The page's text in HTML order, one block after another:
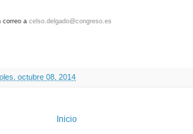
correo a celso.delgado@congreso.es
octubre 08, 2014
Inicio